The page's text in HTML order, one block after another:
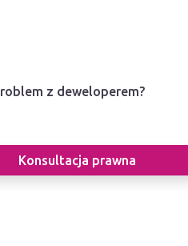
z deweloperem?
Konsultacja prawna